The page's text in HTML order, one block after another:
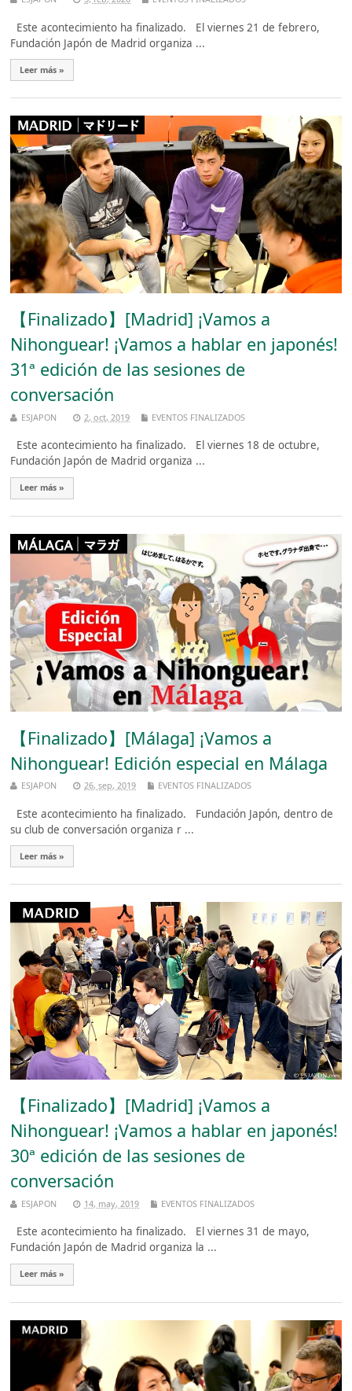
Este acontecimiento ha finalizado. El viernes 21 de febrero,
Fundación Japón de Madrid organiza ...
Leer más »
【Finalizado】[Madrid] ¡Vamos a
Nihonguear! ¡Vamos a hablar en japonés!
31ª edición de las sesiones de
conversación
ESJAPON 2, oct, 2019 EVENTOS FINALIZADOS
Este acontecimiento ha finalizado. El viernes 18 de octubre,
Fundación Japón de Madrid organiza ...
Leer más »
【Finalizado】[Málaga] ¡Vamos a
Nihonguear! Edición especial en Málaga
ESJAPON 26, sep, 2019 EVENTOS FINALIZADOS
Este acontecimiento ha finalizado. Fundación Japón, dentro de
su club de conversación organiza r ...
Leer más »
【Finalizado】[Madrid] ¡Vamos a
Nihonguear! ¡Vamos a hablar en japonés!
30ª edición de las sesiones de
conversación
ESJAPON 14, may, 2019 EVENTOS FINALIZADOS
Este acontecimiento ha finalizado. El viernes 31 de mayo,
Fundación Japón de Madrid organiza la ...
Leer más »